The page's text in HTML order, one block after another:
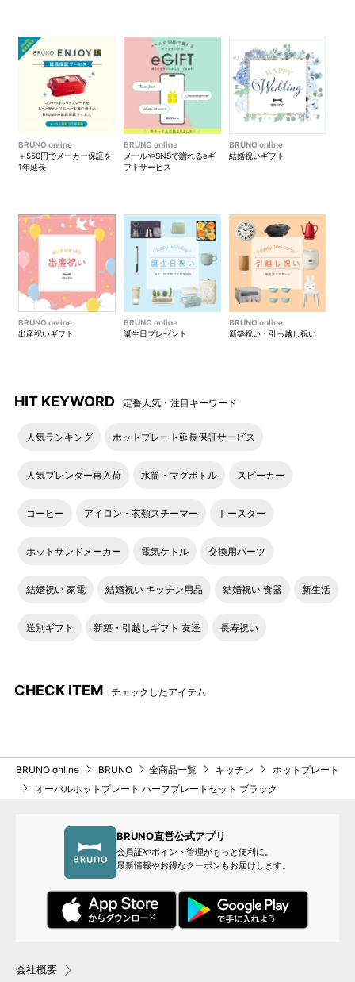
BRUNO online
＋550円でメーカー保証を
1年延長
BRUNO online
メールやSNSで贈れるeギ
フトサービス
BRUNO online
結婚祝いギフト
BRUNO online
出産祝いギフト
BRUNO online
誕生日プレゼント
BRUNO online
新築祝い・引っ越し祝い
HIT KEYWORD 定番人気・注目キーワード
人気ランキング ホットプレート延長保証サービス
人気ブレンダー再入荷 水筒・マグボトル スピーカー
コーヒー アイロン・衣類スチーマー トースター
ホットサンドメーカー 電気ケトル 交換用パーツ
結婚祝い 家電 結婚祝い キッチン用品 結婚祝い 食器 新生活
送別ギフト 新築・引越しギフト 友達 長寿祝い
CHECK ITEM チェックしたアイテム
BRUNO online BRUNO 全商品一覧 キッチン
ホットプレート
オーバルホットプレート ハーフプレートセット ブラック
BRUNO直営公式アプリ
会員証やポイント管理がもっと便利に。
最新情報やお得なクーポンもお届けします。
会社概要